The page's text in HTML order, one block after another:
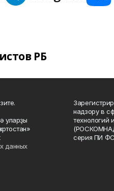
РБ
уларҙы
данных
надзору в
технологий
серия ПИ